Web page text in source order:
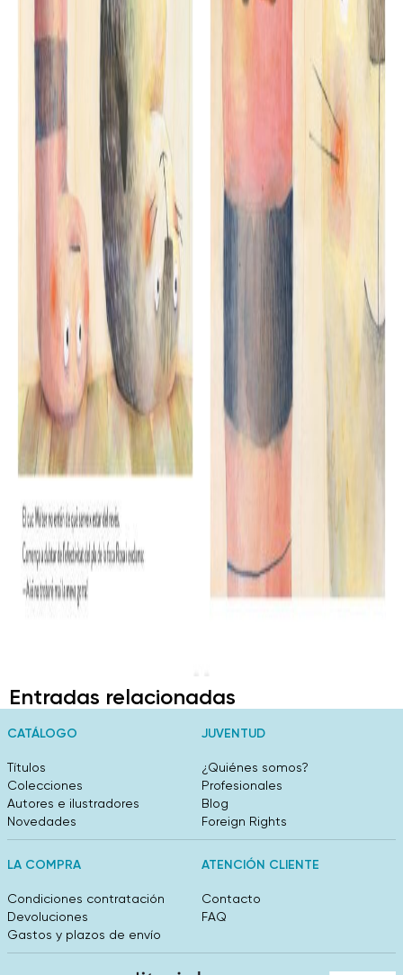
Entradas relacionadas
CATÁLOGO
Títulos
Colecciones
Autores e ilustradores
Novedades
JUVENTUD
¿Quiénes somos?
Profesionales
Blog
Foreign Rights
LA COMPRA
Condiciones contratación
Devoluciones
Gastos y plazos de envío
ATENCIÓN CLIENTE
Contacto
FAQ